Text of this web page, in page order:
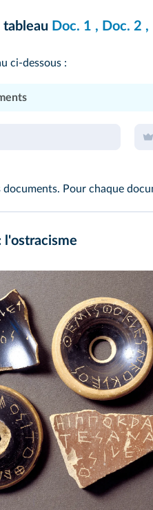
tableau Doc. 1 , Doc. 2 ,
ci-dessous :
Pour chaque
l'ostracisme
AKG